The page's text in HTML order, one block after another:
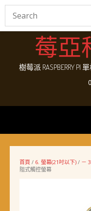
Skip
莓亞
樹莓派 RASPBERRY
0
首頁 / 6. 螢幕(21吋以下) / －
阻式觸控螢幕